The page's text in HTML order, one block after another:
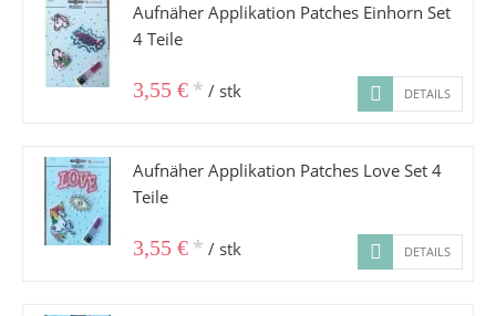
Aufnäher Applikation Patches Einhorn Set
4 Teile
3,55 € * / stk DETAILS
Aufnäher Applikation Patches Love Set 4
Teile
3,55 € * / stk DETAILS